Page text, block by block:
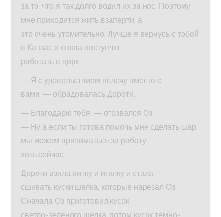
за то, что я так долго водил их за нос. Поэтому
мне приходится жить взаперти, а
это очень утомительно. Лучше я вернусь с тобой
в Канзас и снова поступлю
работать в цирк.
— Я с удовольствием полечу вместе с
вами, — обрадовалась Дороти.
— Благодарю тебя, — отозвался Оз.
— Ну а если ты готова помочь мне сделать шар,
мы можем приниматься за работу
хоть сейчас.
Дороти взяла нитку и иголку и стала
сшивать куски шелка, которые нарезал Оз.
Сначала Оз приготовил кусок
светло-зеленого шелка, потом кусок темно-